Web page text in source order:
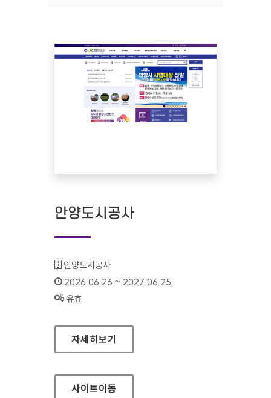
안양도시공사
기관명 :
안양도시공사
인증기간 :
2026.06.26 ~ 2027.06.25
상태 :
유효
안양도시공사
자세히보기
사이트이동